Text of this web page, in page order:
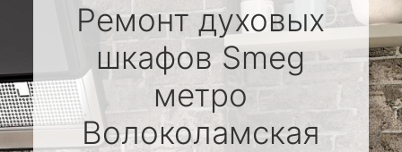
Ремонт духовых
шкафов Smeg
метро
Волоколамская